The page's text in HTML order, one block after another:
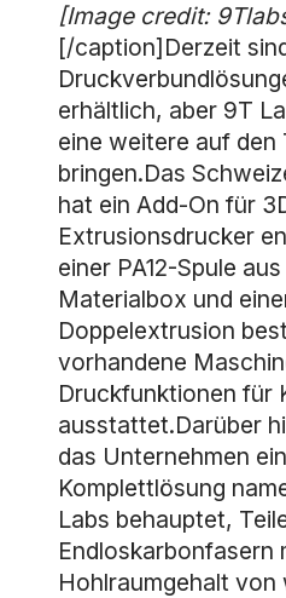
[Image credit:
[/caption]Derzeit
erhältlich, aber 9T
eine weitere auf den
bringen.Das
hat ein Add-On für
Extrusionsdrucker
einer PA12-Spule
Materialbox und
Doppelextrusion
vorhandene
Druckfunktionen für
ausstattet.Darüber
das Unternehmen
Komplettlösung
Labs behauptet,
Endloskarbonfasern
Hohlraumgehalt von